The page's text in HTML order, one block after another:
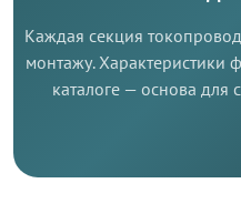
Каждая секция
монтажу. Характеристики
каталоге — основа для